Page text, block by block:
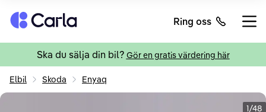
Tillbaka till startsidan Ring oss
Ska du sälja din bil? Gör en gratis värdering här
Elbil Skoda Enyaq
1/48